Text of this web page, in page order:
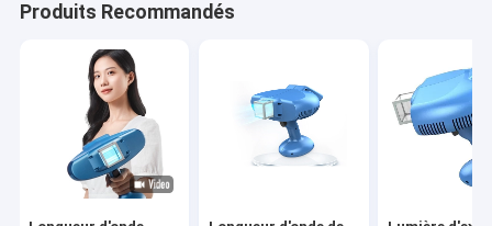
Produits Recommandés